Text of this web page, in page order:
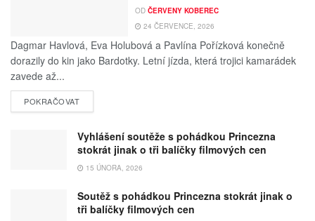
OD ČERVENY KOBEREC
24 ČERVENCE, 2026
Dagmar Havlová, Eva Holubová a Pavlína Pořízková konečně
dorazily do kin jako Bardotky. Letní jízda, která trojici kamarádek
zavede až...
POKRAČOVAT
Vyhlášení soutěže s pohádkou Princezna
stokrát jinak o tři balíčky filmových cen
15 ÚNORA, 2026
Soutěž s pohádkou Princezna stokrát jinak o
tři balíčky filmových cen